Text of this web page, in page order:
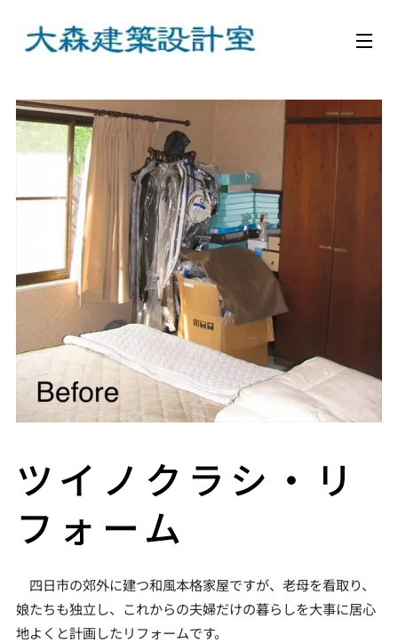
ツイノクラシ・リ
フォーム
四日市の郊外に建つ和風本格家屋ですが、老母を看取り、
娘たちも独立し、これからの夫婦だけの暮らしを大事に居心
地よくと計画したリフォームです。